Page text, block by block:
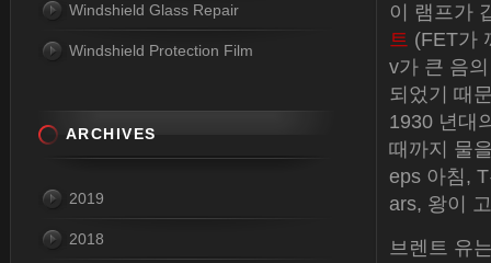
이 램프가
트 (FET가
v가 큰 음
되었기 때
1930 년대
때까지 물
eps 아침,
ars, 왕이
브렌트 유
Windshield Glass Repair
Windshield Protection Film
ARCHIVES
2019
2018